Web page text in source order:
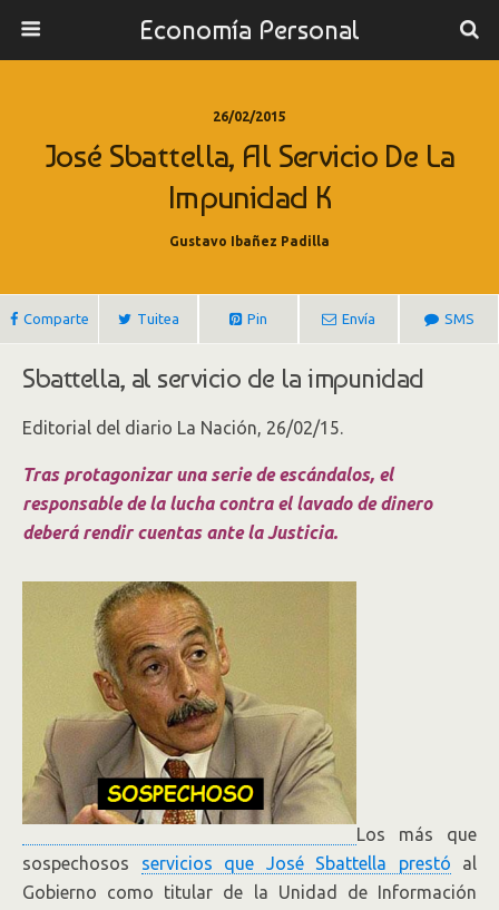
Economía Personal
26/02/2015
José Sbattella, Al Servicio De La
Impunidad K
Gustavo Ibañez Padilla
Comparte Tuitea Pin Envía SMS
Sbattella, al servicio de la impunidad
Editorial del diario La Nación, 26/02/15.
Tras protagonizar una serie de escándalos, el
responsable de la lucha contra el lavado de dinero
deberá rendir cuentas ante la Justicia.
Los más que
sospechosos servicios que José Sbattella prestó al
Gobierno como titular de la Unidad de Información